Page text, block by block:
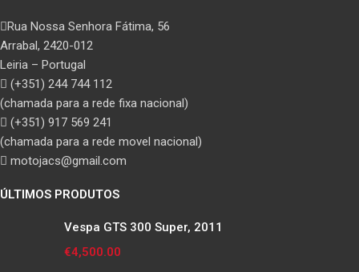
Rua Nossa Senhora Fátima, 56
Arrabal, 2420-012
Leiria – Portugal
(+351) 244 744 112
(chamada para a rede fixa nacional)
(+351) 917 569 241
(chamada para a rede movel nacional)
motojacs@gmail.com
ÚLTIMOS PRODUTOS
Vespa GTS 300 Super, 2011
€4,500.00